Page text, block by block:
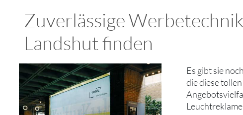
Zuverlässige
Landshut finden
Es gibt sie
die diese